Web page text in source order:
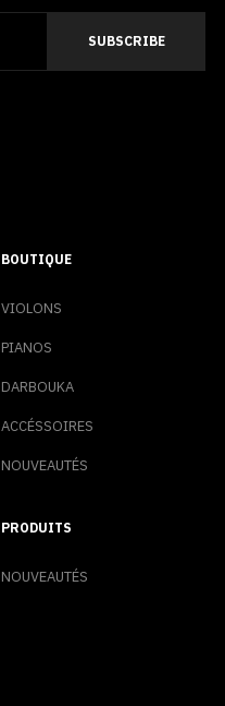
BOUTIQUE
VIOLONS
PIANOS
DARBOUKA
ACCÉSSOIRES
NOUVEAUTÉS
PRODUITS
NOUVEAUTÉS